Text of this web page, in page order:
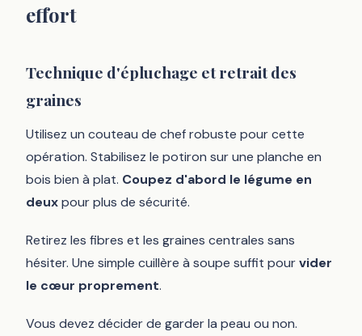
effort
Technique d'épluchage et retrait des
graines
Utilisez un couteau de chef robuste pour cette
opération. Stabilisez le potiron sur une planche en
bois bien à plat. Coupez d'abord le légume en
deuxpour plus de sécurité.
Retirez les fibres et les graines centrales sans
hésiter. Une simple cuillère à soupe suffit pourvider
le cœur proprement.
Vous devez décider de garder la peau ou non.